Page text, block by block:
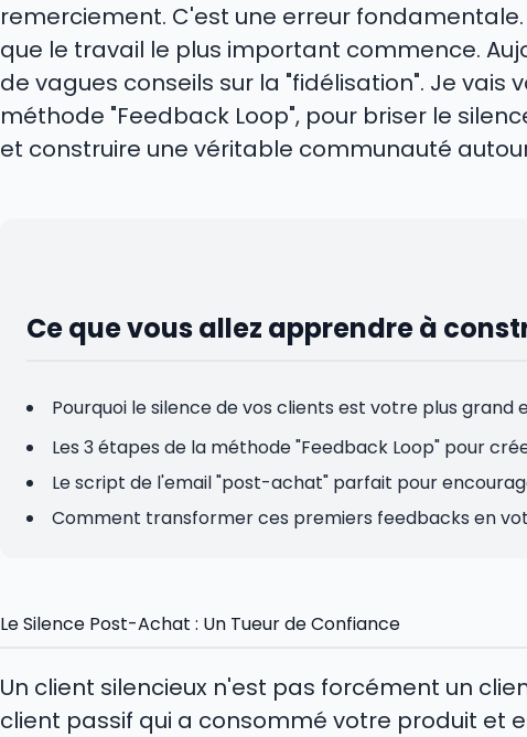
remerciement. C'est une erreur
que le travail le plus important commence.
de vagues conseils sur la "fidélisation". Je vais
méthode "Feedback Loop", pour briser le
et construire une véritable communauté
Ce que vous allez apprendre à
Pourquoi le silence de vos clients est votre plus
Les 3 étapes de la méthode "Feedback Loop" pour
Le script de l'email "post-achat" parfait pour
Comment transformer ces premiers feedbacks en
Le Silence Post-Achat : Un Tueur de Confiance
Un client silencieux n'est pas forcément un
client passif qui a consommé votre produit et